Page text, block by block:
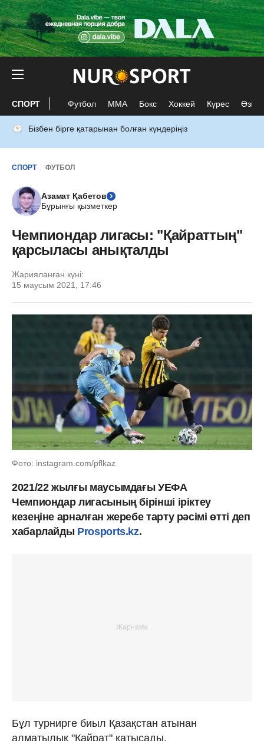
СПОРТ Футбол ММА Бокс Хоккей Күрес Өзге
Бізбен бірге қатарынан болған күндеріңіз
СПОРТ ФУТБОЛ
Азамат Қабетов
Бұрынғы қызметкер
Чемпиондар лигасы: "Қайраттың"
қарсыласы анықталды
Жарияланған күні:
15 маусым 2021, 17:46
Фото: instagram.com/pflkaz
2021/22 жылғы маусымдағы УЕФА
Чемпиондар лигасының бірінші іріктеу
кезеңіне арналған жеребе тарту рәсімі өтті деп
хабарлайды Prosports.kz.
Бұл турнирге биыл Қазақстан атынан
алматылық "Қайрат" қатысады.